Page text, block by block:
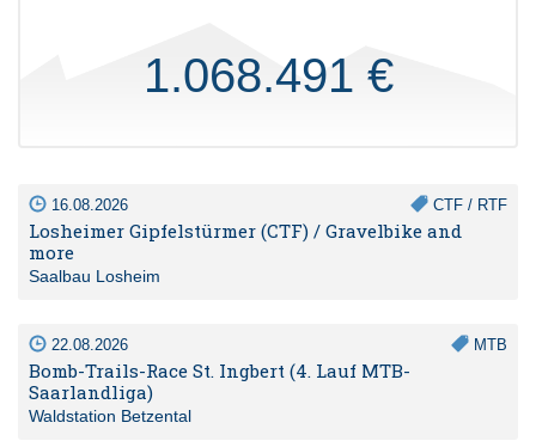
1.068.491 €
16.08.2026 CTF / RTF
Losheimer Gipfelstürmer (CTF) / Gravelbike and
more
Saalbau Losheim
22.08.2026 MTB
Bomb-Trails-Race St. Ingbert (4. Lauf MTB-
Saarlandliga)
Waldstation Betzental